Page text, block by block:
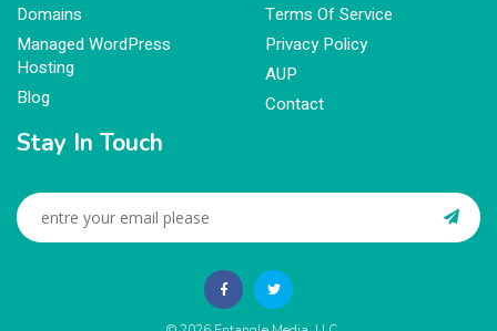
Domains
Managed WordPress
Hosting
Blog
Terms Of Service
Privacy Policy
AUP
Contact
Stay In Touch